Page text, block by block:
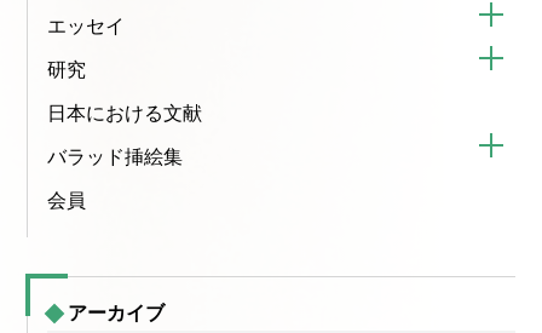
エッセイ
研究
日本における文献
バラッド挿絵集
会員
アーカイブ